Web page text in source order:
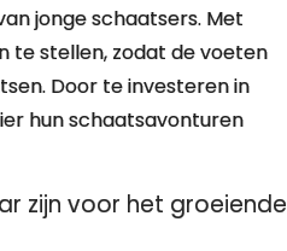
jonge schaatsers. Met
te stellen, zodat de voeten
Door te investeren in
hun schaatsavonturen
zijn voor het groeiende